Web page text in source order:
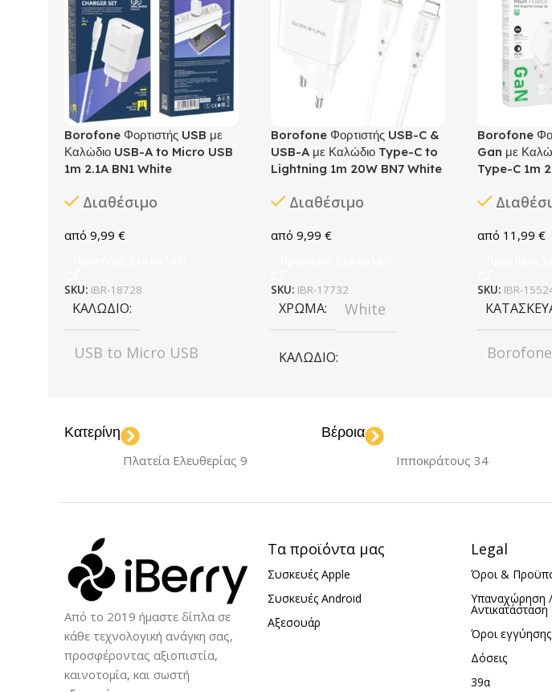
Borofone Φορτιστής USB με
Καλώδιο USB-A to Micro USB
1m 2.1A BN1 White
Διαθέσιμο
9,99 €
SKU: IBR-18728
ΚΑΛΏΔΙΟ
USB to Micro USB
USB
Borofone Φορτιστής USB-C &
USB-A με Καλώδιο Type-C to
Lightning 1m 20W BN7 White
Διαθέσιμο
9,99 €
SKU: IBR-17732
ΧΡΏΜΑ White
ΚΑΛΏΔΙΟ
ΚΑΤΑΣΚΕΥΑΣΤΉΣ
ΘΎΡΕΣ ΦΌΡΤΙΣΗΣ
USB-C
Borofone
Gan με
Type-C 1m
11,99 €
SKU: IBR-
Borofone
ΚΑΛΏΔΙΟ
Type-C
Κατερίνη
Πλατεία Ελευθερίας 9
Βέροια
Ιπποκράτους 34
Από το 2019 ήμαστε δίπλα σε
κάθε τεχνολογική ανάγκη σας,
προσφέροντας αξιοπιστία,
καινοτομία, και σωστή
Τα προϊόντα μας
Συσκευές Apple
Συσκευές Android
Αξεσουάρ
Legal
Όροι &
Υπαναχώρηση
Αντικατάσταση
Όροι εγγύησης
Δόσεις
39α